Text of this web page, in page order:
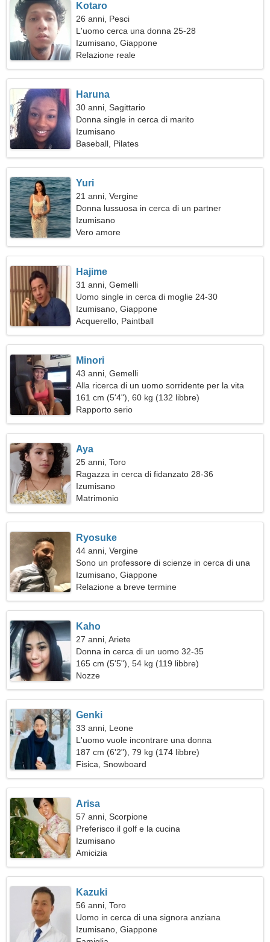
Kotaro
26 anni, Pesci
L'uomo cerca una donna 25-28
Izumisano, Giappone
Relazione reale
Haruna
30 anni, Sagittario
Donna single in cerca di marito
Izumisano
Baseball, Pilates
Yuri
21 anni, Vergine
Donna lussuosa in cerca di un partner
Izumisano
Vero amore
Hajime
31 anni, Gemelli
Uomo single in cerca di moglie 24-30
Izumisano, Giappone
Acquerello, Paintball
Minori
43 anni, Gemelli
Alla ricerca di un uomo sorridente per la vita
161 cm (5'4"), 60 kg (132 libbre)
Rapporto serio
Aya
25 anni, Toro
Ragazza in cerca di fidanzato 28-36
Izumisano
Matrimonio
Ryosuke
44 anni, Vergine
Sono un professore di scienze in cerca di una
donna fantastica
Izumisano, Giappone
Relazione a breve termine
Kaho
27 anni, Ariete
Donna in cerca di un uomo 32-35
165 cm (5'5"), 54 kg (119 libbre)
Nozze
Genki
33 anni, Leone
L'uomo vuole incontrare una donna
187 cm (6'2"), 79 kg (174 libbre)
Fisica, Snowboard
Arisa
57 anni, Scorpione
Preferisco il golf e la cucina
Izumisano
Amicizia
Kazuki
56 anni, Toro
Uomo in cerca di una signora anziana
Izumisano, Giappone